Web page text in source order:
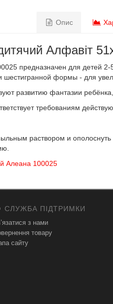
Опис
Алфавіт
предназначен для детей
формы - для
развитию фантазии
требованиям
раствором и ополоснуть
Алеана 100025
СЛУЖБА ПІДТРИМКИ
з нами
товару
сайту